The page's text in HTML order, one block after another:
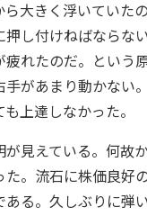
ら大きく浮いていた
し付けねばならな
れたのだ。という
手があまり動かない
上達しなかった。
見えている。何故
た。流石に株価良好
ある。久しぶりに弾